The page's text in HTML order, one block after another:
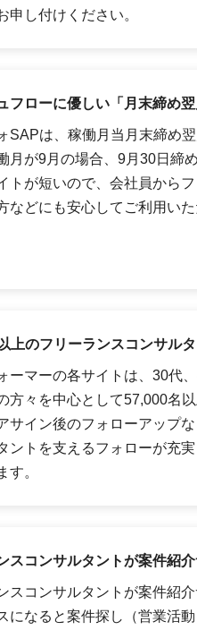
申し付けください。
フローに優しい「月末締め翌
SAPは、稼働月当月末締め
月が9月の場合、9月30日締
トが短いので、会社員から
などにも安心してご利用いた
上のフリーランスコンサル
ーマーの各サイトは、30代
方々を中心として57,000名
サイン後のフォローアップ
ントを支えるフォローが充
す。
スコンサルタントが案件紹
スコンサルタントが案件紹
になると案件探し（営業活